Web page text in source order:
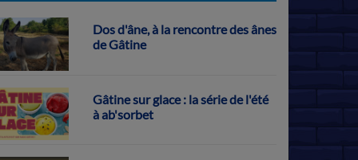
Dos d'âne, à la rencontre des ânes
de Gâtine
Gâtine sur glace : la série de l'été
à ab'sorbet